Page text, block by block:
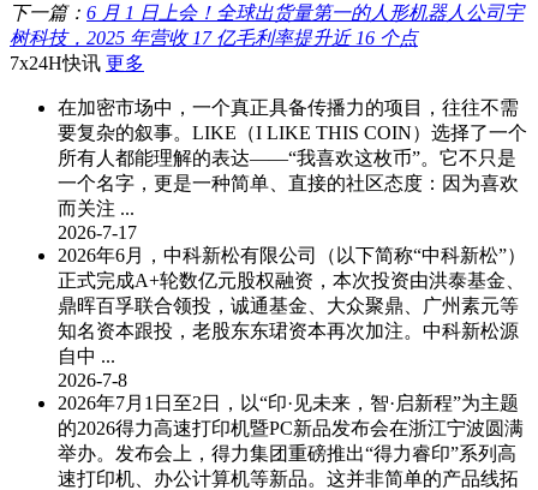
下一篇： 6 月 1 日上会！全球出货量第一的人形机器人公司宇
树科技，2025 年营收 17 亿毛利率提升近 16 个点
7x24H快讯 更多
在加密市场中，一个真正具备传播力的项目，往往不需
要复杂的叙事。LIKE（I LIKE THIS COIN）选择了一个
所有人都能理解的表达——“我喜欢这枚币”。它不只是
一个名字，更是一种简单、直接的社区态度：因为喜欢
而关注 ...
2026-7-17
2026年6月，中科新松有限公司（以下简称“中科新松”）
正式完成A+轮数亿元股权融资，本次投资由洪泰基金、
鼎晖百孚联合领投，诚通基金、大众聚鼎、广州素元等
知名资本跟投，老股东东珺资本再次加注。中科新松源
自中 ...
2026-7-8
2026年7月1日至2日，以“印·见未来，智·启新程”为主题
的2026得力高速打印机暨PC新品发布会在浙江宁波圆满
举办。发布会上，得力集团重磅推出“得力睿印”系列高
速打印机、办公计算机等新品。这并非简单的产品线拓